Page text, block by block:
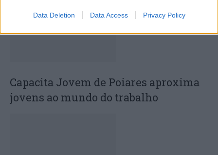
Data Deletion Data Access Privacy Policy
Capacita Jovem de Poiares aproxima
jovens ao mundo do trabalho